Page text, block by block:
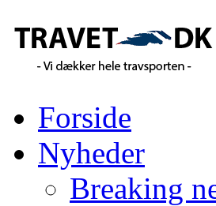
Forside
Nyheder
Breaking